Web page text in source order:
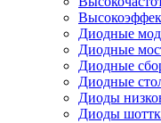
Диодные
Диодные
Диодные
Диодные
Диоды
Диоды